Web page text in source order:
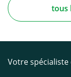
tous
Votre spécialiste